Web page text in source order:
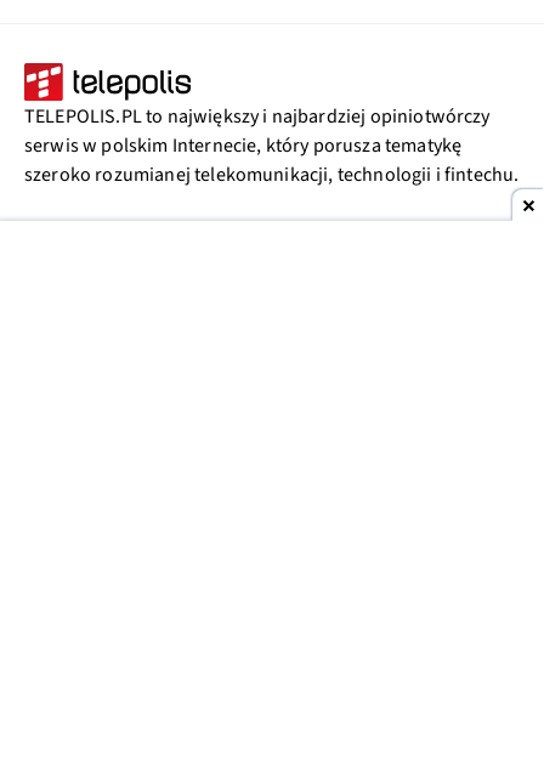
TELEPOLIS.PL to największy i najbardziej opiniotwórczy
serwis w polskim Internecie, który porusza tematykę
szeroko rozumianej telekomunikacji, technologii i fintechu.